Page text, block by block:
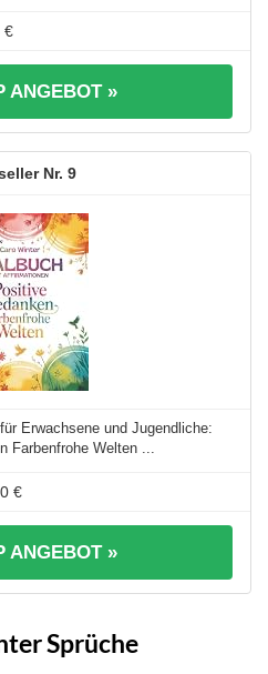
€
ANGEBOT »
9
Erwachsene und Jugendliche:
Farbenfrohe Welten ...
€
ANGEBOT »
Sprüche